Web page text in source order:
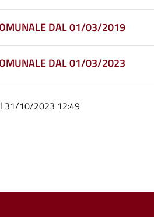
DAL 01/03/2019
DAL 01/03/2023
31/10/2023 12:49